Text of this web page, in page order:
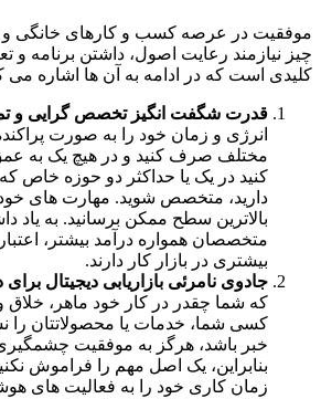
موفقیت در عرصه کسب و کارهای خانگی و
چیز نیازمند رعایت اصول، داشتن برنامه و
کلیدی است که در ادامه به آن ها اشاره می
قدرت شگفت انگیز تخصص گرایی و
انرژی و زمان خود را به صورت
مختلف صرف کنید و در هیچ یک به
کنید در یک یا حداکثر دو حوزه خاص
دارید، متخصص شوید. مهارت های خود
بالاترین سطح ممکن برسانید. به یاد
متخصصان همواره درآمد بیشتر، اعتبار
بیشتری در بازار کار دارند.
جادوی نامرئی بازاریابی دیجیتال
که شما چقدر در کار خود ماهر، خلاق
کسی شما، خدمات یا محصولاتتان را
خبر باشد، هرگز به موفقیت
زمان کاری خود را به فعالیت های